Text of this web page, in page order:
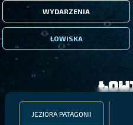
WYDARZENIA
ŁOWISKA
JEZIORA PATAGONII